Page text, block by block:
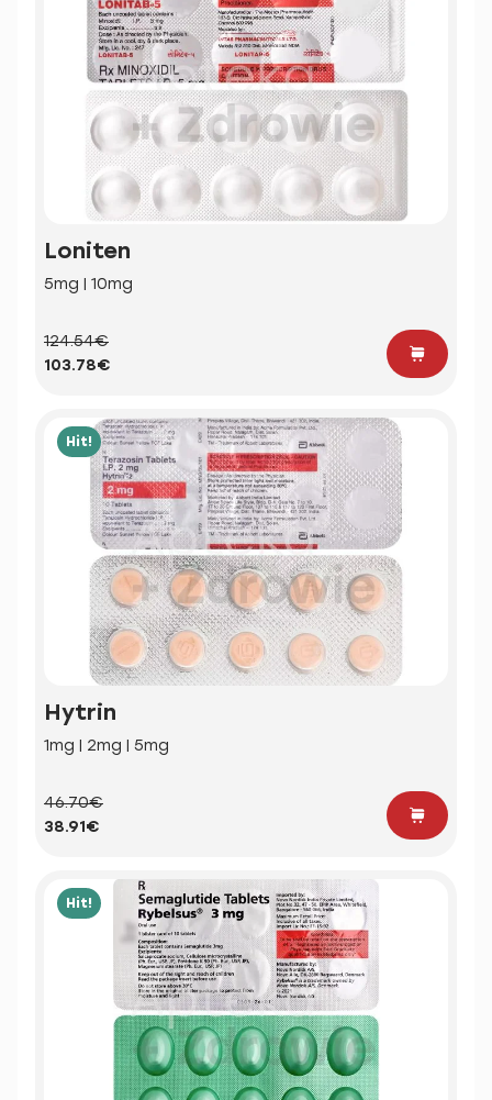
Loniten
5mg | 10mg
124.54€
103.78€
Hit!
Hytrin
1mg | 2mg | 5mg
46.70€
38.91€
Hit!